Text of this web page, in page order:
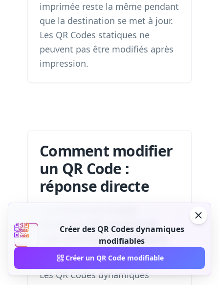
imprimée reste la même pendant
que la destination se met à jour.
Les QR Codes statiques ne
peuvent pas être modifiés après
impression.
Comment modifier
un QR Code :
réponse directe
plateforme QR, ouvrez le QR
Code dynamique, remplacez la
destination, enregistrez et testez.
Les QR Codes dynamiques
Créer des QR Codes dynamiques
modifiables
Créer un QR Code modifiable